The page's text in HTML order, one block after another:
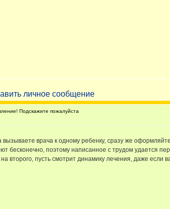
Подскажите пожалуйста
вызываете врача к одному ребенку, сразу же
бесконечно, поэтому написанное с трудом удается
второго, пусть смотрит динамику лечения, даже если